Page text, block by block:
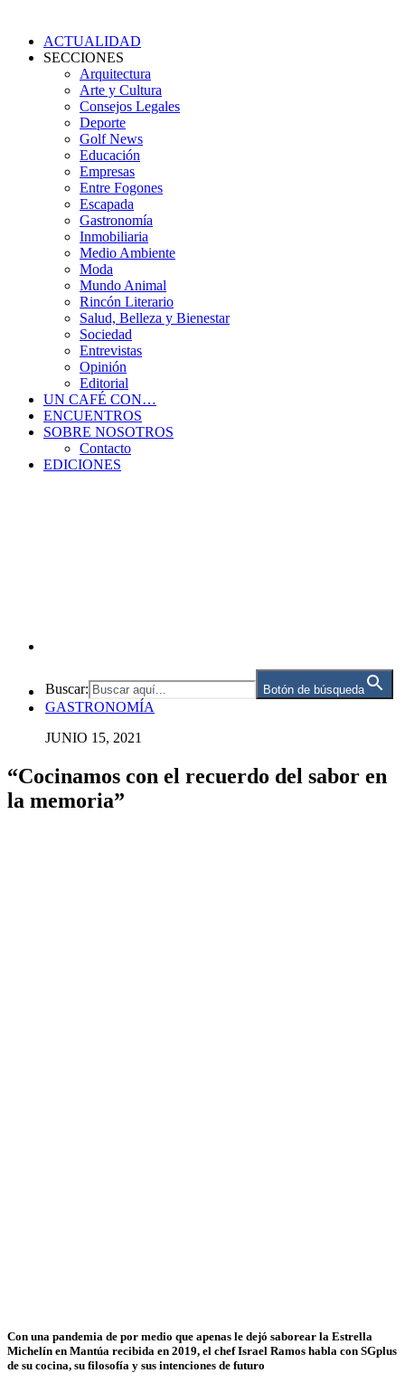
ACTUALIDAD
SECCIONES
Arquitectura
Arte y Cultura
Consejos Legales
Deporte
Golf News
Educación
Empresas
Entre Fogones
Escapada
Gastronomía
Inmobiliaria
Medio Ambiente
Moda
Mundo Animal
Rincón Literario
Salud, Belleza y Bienestar
Sociedad
Entrevistas
Opinión
Editorial
UN CAFÉ CON…
ENCUENTROS
SOBRE NOSOTROS
Contacto
EDICIONES
Buscar: Botón de búsqueda
GASTRONOMÍA
JUNIO 15, 2021
“Cocinamos con el recuerdo del sabor en
la memoria”
Con una pandemia de por medio que apenas le dejó saborear la Estrella
Michelín en Mantúa recibida en 2019, el chef Israel Ramos habla con SGplus
de su cocina, su filosofía y sus intenciones de futuro